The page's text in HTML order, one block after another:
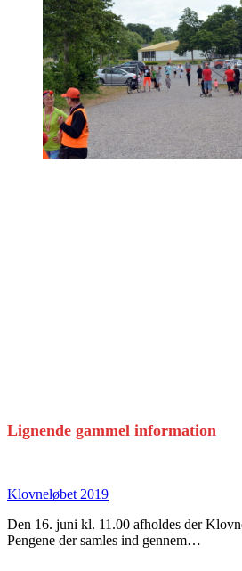
Lignende gammel information
Klovneløbet 2019
Den 16. juni kl. 11.00 afholdes der
Pengene der samles ind gennem…